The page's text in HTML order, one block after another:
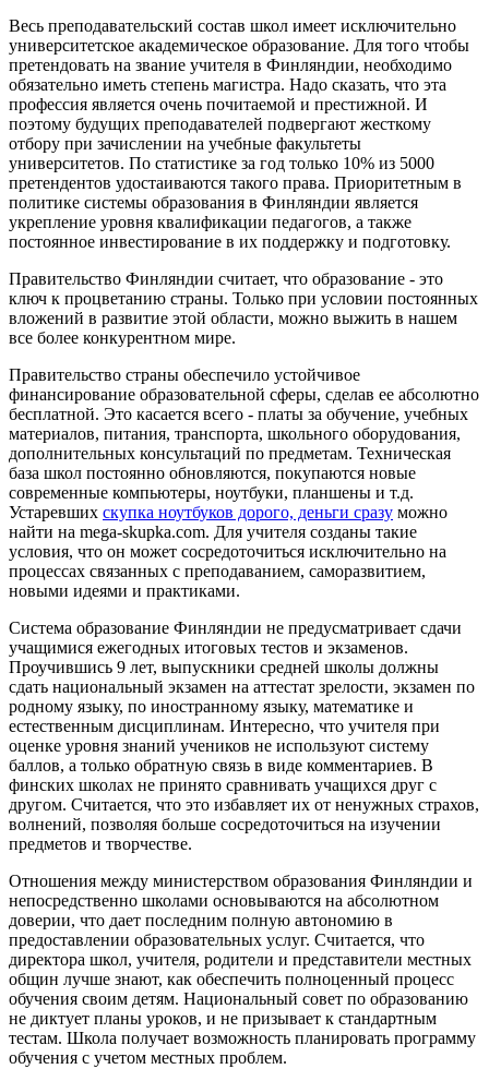
Весь преподавательский состав школ имеет исключительно
университетское академическое образование. Для того чтобы
претендовать на звание учителя в Финляндии, необходимо
обязательно иметь степень магистра. Надо сказать, что эта
профессия является очень почитаемой и престижной. И
поэтому будущих преподавателей подвергают жесткому
отбору при зачислении на учебные факультеты
университетов. По статистике за год только 10% из 5000
претендентов удостаиваются такого права. Приоритетным в
политике системы образования в Финляндии является
укрепление уровня квалификации педагогов, а также
постоянное инвестирование в их поддержку и подготовку.
Правительство Финляндии считает, что образование - это
ключ к процветанию страны. Только при условии постоянных
вложений в развитие этой области, можно выжить в нашем
все более конкурентном мире.
Правительство страны обеспечило устойчивое
финансирование образовательной сферы, сделав ее абсолютно
бесплатной. Это касается всего - платы за обучение, учебных
материалов, питания, транспорта, школьного оборудования,
дополнительных консультаций по предметам. Техническая
база школ постоянно обновляются, покупаются новые
современные компьютеры, ноутбуки, планшены и т.д.
Устаревших скупка ноутбуков дорого, деньги сразу можно
найти на mega-skupka.com. Для учителя созданы такие
условия, что он может сосредоточиться исключительно на
процессах связанных с преподаванием, саморазвитием,
новыми идеями и практиками.
Система образование Финляндии не предусматривает сдачи
учащимися ежегодных итоговых тестов и экзаменов.
Проучившись 9 лет, выпускники средней школы должны
сдать национальный экзамен на аттестат зрелости, экзамен по
родному языку, по иностранному языку, математике и
естественным дисциплинам. Интересно, что учителя при
оценке уровня знаний учеников не используют систему
баллов, а только обратную связь в виде комментариев. В
финских школах не принято сравнивать учащихся друг с
другом. Считается, что это избавляет их от ненужных страхов,
волнений, позволяя больше сосредоточиться на изучении
предметов и творчестве.
Отношения между министерством образования Финляндии и
непосредственно школами основываются на абсолютном
доверии, что дает последним полную автономию в
предоставлении образовательных услуг. Считается, что
директора школ, учителя, родители и представители местных
общин лучше знают, как обеспечить полноценный процесс
обучения своим детям. Национальный совет по образованию
не диктует планы уроков, и не призывает к стандартным
тестам. Школа получает возможность планировать программу
обучения с учетом местных проблем.